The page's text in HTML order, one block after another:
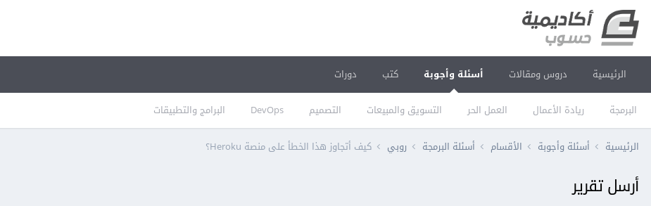
الرئيسية دروس ومقالات أسئلة وأجوبة
البرمجة ريادة الأعمال العمل الحر التسويق والمبيعات التصميم DevOps البرامج والتطبيقات
كتب دورات
الرئيسية أسئلة وأجوبة الأقسام أسئلة البرمجة روبي كيف أتجاوز هذا الخطأ على منصة Heroku؟
أرسل تقرير